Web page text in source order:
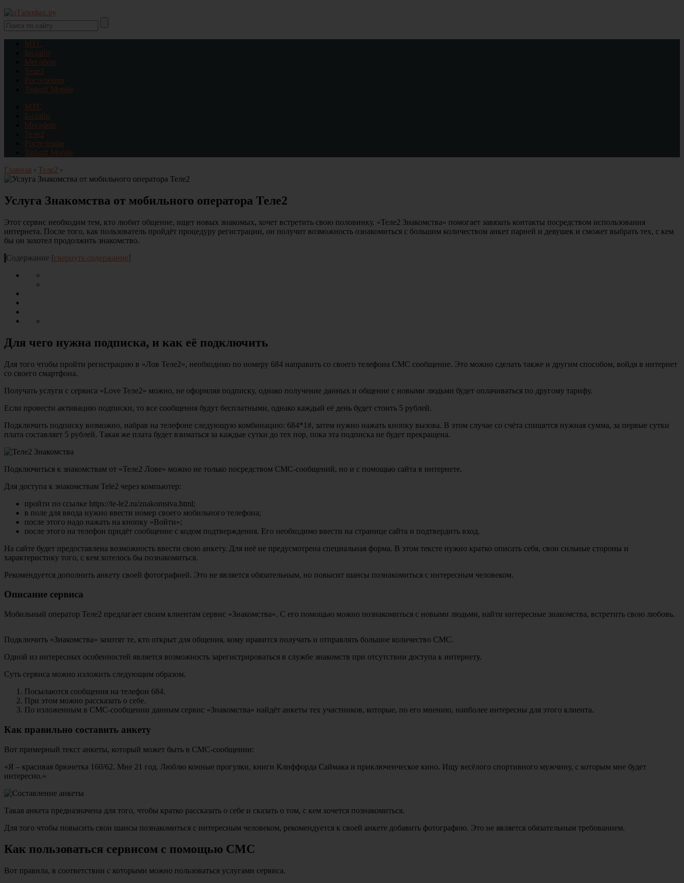
МТС
Билайн
Мегафон
Теле2
Ростелеком
Tinkoff Mobile
МТС
Билайн
Мегафон
Теле2
Ростелеком
Tinkoff Mobile
Главная › Теле2 ›
Услуга Знакомства от мобильного оператора Теле2
Этот сервис необходим тем, кто любит общение, ищет новых знакомых, хочет встретить свою половинку. «Теле2 Знакомства» помогает завязать контакты посредством использования
интернета. После того, как пользователь пройдёт процедуру регистрации, он получит возможность ознакомиться с большим количеством анкет парней и девушек и сможет выбрать тех, с кем
бы он захотел продолжить знакомство.
Содержание [свернуть содержание]
Для чего нужна подписка, и как её подключить
Для того чтобы пройти регистрацию в «Лов Теле2», необходимо по номеру 684 направить со своего телефона СМС сообщение. Это можно сделать также и другим способом, войдя в интернет
со своего смартфона.
Получать услуги с сервиса «Love Теле2» можно, не оформляя подписку, однако получение данных и общение с новыми людьми будет оплачиваться по другому тарифу.
Если провести активацию подписки, то все сообщения будут бесплатными, однако каждый её день будет стоить 5 рублей.
Подключить подписку возможно, набрав на телефоне следующую комбинацию: 684*1#, затем нужно нажать кнопку вызова. В этом случае со счёта спишется нужная сумма, за первые сутки
плата составляет 5 рублей. Такая же плата будет взиматься за каждые сутки до тех пор, пока эта подписка не будет прекращена.
Подключиться к знакомствам от «Теле2 Лове» можно не только посредством СМС-сообщений, но и с помощью сайта в интернете.
Для доступа к знакомствам Tele2 через компьютер:
пройти по ссылке https://te-le2.ru/znakomstva.html;
в поле для ввода нужно ввести номер своего мобильного телефона;
после этого надо нажать на кнопку «Войти»;
после этого на телефон придёт сообщение с кодом подтверждения. Его необходимо ввести на странице сайта и подтвердить вход.
На сайте будет предоставлена возможность ввести свою анкету. Для неё не предусмотрена специальная форма. В этом тексте нужно кратко описать себя, свои сильные стороны и
характеристику того, с кем хотелось бы познакомиться.
Рекомендуется дополнить анкету своей фотографией. Это не является обязательным, но повысит шансы познакомиться с интересным человеком.
Описание сервиса
Мобильный оператор Теле2 предлагает своим клиентам сервис «Знакомства». С его помощью можно познакомиться с новыми людьми, найти интересные знакомства, встретить свою любовь.
Подключить «Знакомства» захотят те, кто открыт для общения, кому нравится получать и отправлять большое количество СМС.
Одной из интересных особенностей является возможность зарегистрироваться в службе знакомств при отсутствии доступа к интернету.
Суть сервиса можно изложить следующим образом.
Посылаются сообщения на телефон 684.
При этом можно рассказать о себе.
По изложенным в СМС-сообщении данным сервис «Знакомства» найдёт анкеты тех участников, которые, по его мнению, наиболее интересны для этого клиента.
Как правильно составить анкету
Вот примерный текст анкеты, который может быть в СМС-сообщении:
«Я – красивая брюнетка 160/62. Мне 21 год. Люблю конные прогулки, книги Клиффорда Саймака и приключенческое кино. Ищу весёлого спортивного мужчину, с которым мне будет
интересно.»
Такая анкета предназначена для того, чтобы кратко рассказать о себе и сказать о том, с кем хочется познакомиться.
Для того чтобы повысить свои шансы познакомиться с интересным человеком, рекомендуется к своей анкете добавить фотографию. Это не является обязательным требованием.
Как пользоваться сервисом с помощью СМС
Вот правила, в соответствии с которыми можно пользоваться услугами сервиса.